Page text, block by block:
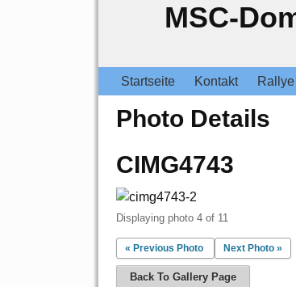
MSC-
Startseite Kontakt Rallye
Photo Details
CIMG4743
Displaying photo 4 of 11
« Previous Photo Next Photo »
Back To Gallery Page